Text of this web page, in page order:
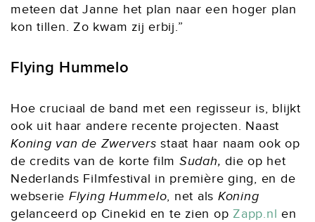
meteen dat Janne het plan naar een hoger plan
kon tillen. Zo kwam zij erbij.”
Flying Hummelo
Hoe cruciaal de band met een regisseur is, blijkt
ook uit haar andere recente projecten. Naast
Koning van de Zwervers staat haar naam ook op
de credits van de korte film Sudah,die op het
Nederlands Filmfestival in première ging, en de
webserie Flying Hummelo, net als Koning
gelanceerd op Cinekid en te zien op Zapp.nl en